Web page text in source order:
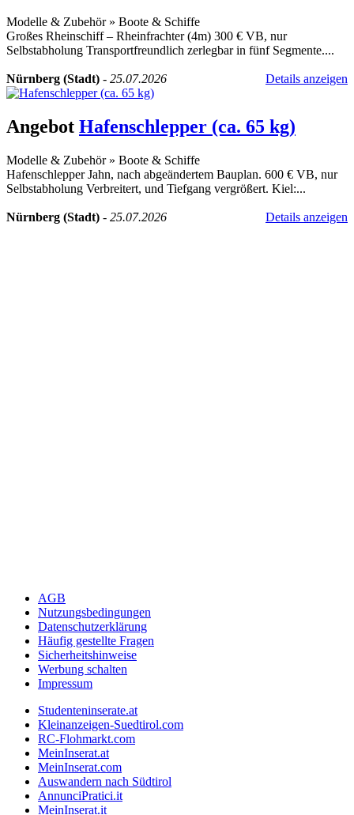
Modelle & Zubehör » Boote & Schiffe
Großes Rheinschiff – Rheinfrachter (4m) 300 € VB, nur
Selbstabholung Transportfreundlich zerlegbar in fünf Segmente....
Nürnberg (Stadt) - 25.07.2026 Details anzeigen
Angebot Hafenschlepper (ca. 65 kg)
Modelle & Zubehör » Boote & Schiffe
Hafenschlepper Jahn, nach abgeändertem Bauplan. 600 € VB, nur
Selbstabholung Verbreitert, und Tiefgang vergrößert. Kiel:...
Nürnberg (Stadt) - 25.07.2026 Details anzeigen
AGB
Nutzungsbedingungen
Datenschutzerklärung
Häufig gestellte Fragen
Sicherheitshinweise
Werbung schalten
Impressum
Studenteninserate.at
Kleinanzeigen-Suedtirol.com
RC-Flohmarkt.com
MeinInserat.at
MeinInserat.com
Auswandern nach Südtirol
AnnunciPratici.it
MeinInserat.it